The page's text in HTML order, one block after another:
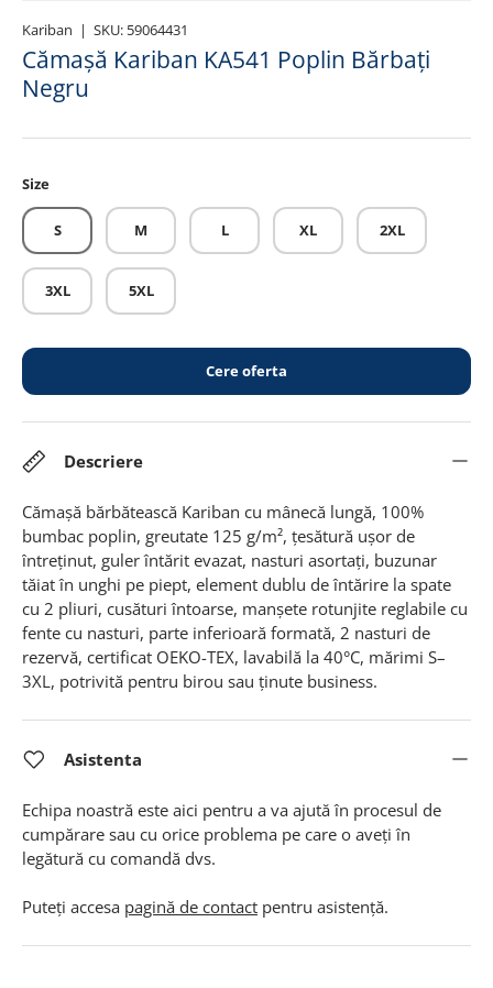
Kariban | SKU: 59064431
Cămașă Kariban KA541 Poplin Bărbați
Negru
Size
S M L XL 2XL
3XL 5XL
Cere oferta
Descriere
Cămașă bărbătească Kariban cu mânecă lungă, 100%
bumbac poplin, greutate 125 g/m², țesătură ușor de
întreținut, guler întărit evazat, nasturi asortați, buzunar
tăiat în unghi pe piept, element dublu de întărire la spate
cu 2 pliuri, cusături întoarse, manșete rotunjite reglabile cu
fente cu nasturi, parte inferioară formată, 2 nasturi de
rezervă, certificat OEKO-TEX, lavabilă la 40°C, mărimi S–
3XL, potrivită pentru birou sau ținute business.
Asistenta
Echipa noastră este aici pentru a va ajută în procesul de
cumpărare sau cu orice problema pe care o aveți în
legătură cu comandă dvs.
Puteți accesa pagină de contact pentru asistență.